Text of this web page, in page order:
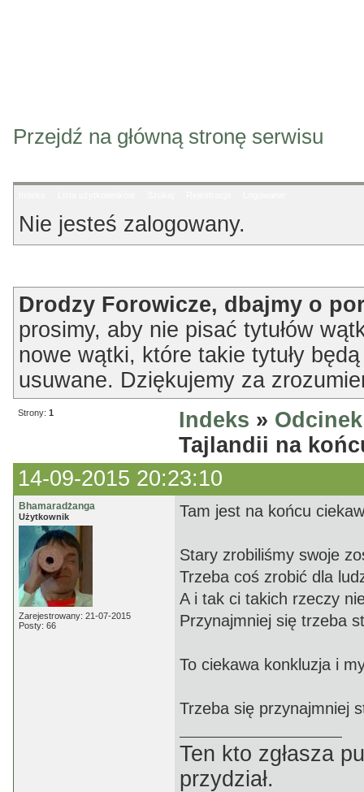
Przejdź na główną stronę serwisu
Nie jesteś zalogowany.
Drodzy Forowicze, dbajmy o
prosimy, aby nie pisać tytułów
nowe wątki, które takie tytuły
usuwane. Dziękujemy za
Strony: 1 Indeks »
Tajlandii na
14-09-2015 20:23:10
Bhamaradżanga
Użytkownik
Zarejestrowany: 21-07-2015
Posty: 66
Tam jest na końcu
Stary zrobiliśmy swoje
Trzeba coś zrobić dla
A i tak ci takich rzeczy
Przynajmniej się trzeba
To ciekawa konkluzja i
Trzeba się przynajmniej
Ten kto zgłasza
przydział.